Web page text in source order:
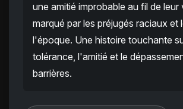
une amitié improbable au fil de leur
marqué par les préjugés raciaux et
l'époque. Une histoire touchante
tolérance, l'amitié et le
barrières.